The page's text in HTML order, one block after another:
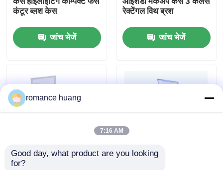
गुणवत्ता नियंत्रण
हमसे संपर्क करें
कॉस्मेटिक वायुहीन बोतल
कॉस्मेटिक लोशन की बोतल
कॉस्मेटिक क्रीम जार
कंटूर ब्लश केस
जांच भेजें
रेक्टेंगल विथ ब्रश
जांच भेजें
10 रंग आईशैडो मेकअप केस
romance huang
7:16 AM
Good day, what product are you looking
for?